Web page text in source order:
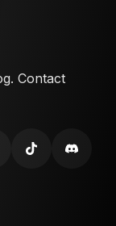
Contact